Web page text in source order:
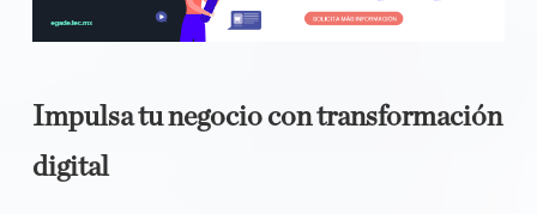
Impulsa tu negocio con transformación
digital